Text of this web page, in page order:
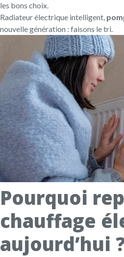
les bons choix.
Radiateur électrique intelligent,
nouvelle génération : faisons le tri.
Pourquoi
chauffage
aujourd’hui